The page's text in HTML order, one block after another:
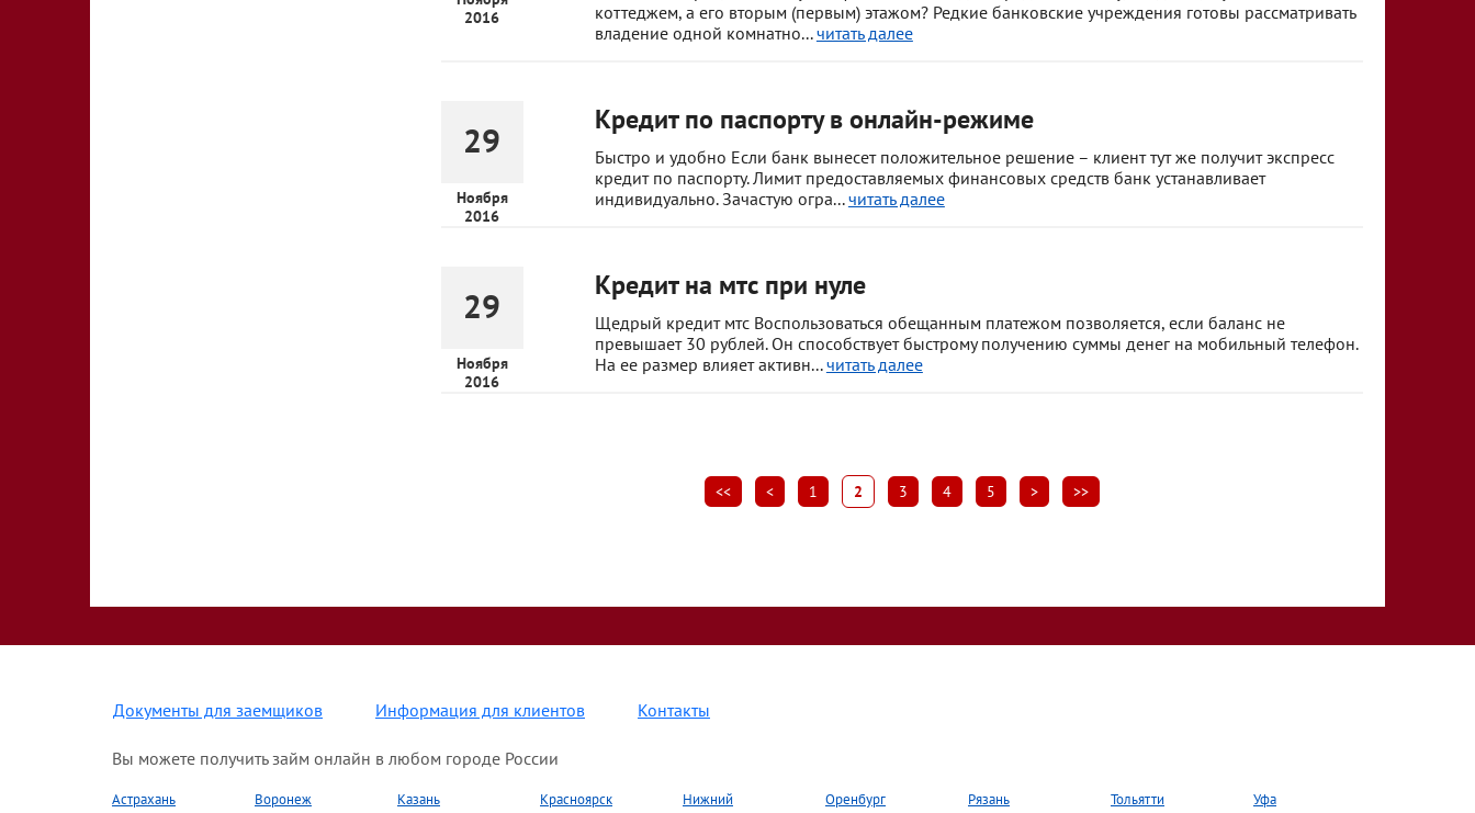
2016
коттеджем, а его вторым (первым) этажом? Редкие банковские учреждения готовы рассматривать
владение одной комнатно...читать далее
29
Ноября
2016
Кредит по паспорту в онлайн-режиме
Быстро и удобно Если банк вынесет положительное решение – клиент тут же получит экспресс
кредит по паспорту. Лимит предоставляемых финансовых средств банк устанавливает
индивидуально. Зачастую огра...читать далее
29
Ноября
2016
Кредит на мтс при нуле
Щедрый кредит мтс Воспользоваться обещанным платежом позволяется, если баланс не
превышает 30 рублей. Он способствует быстрому получению суммы денег на мобильный телефон.
На ее размер влияет активн...читать далее
<< < 1 2 3 4 5 > >>
Документы для заемщиков Информация для клиентов Контакты
Вы можете получить займ онлайн в любом городе России
Астрахань Воронеж Казань Красноярск
Нижний
Оренбург Рязань Тольятти Уфа